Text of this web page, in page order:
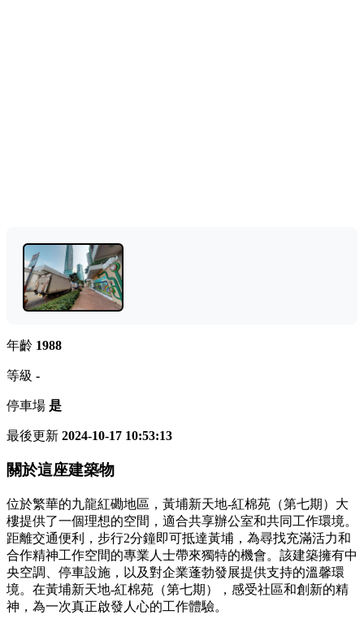
年齡 1988
等級 -
停車場 是
最後更新 2024-10-17 10:53:13
關於這座建築物
位於繁華的九龍紅磡地區，黃埔新天地-紅棉苑（第七期）大
樓提供了一個理想的空間，適合共享辦公室和共同工作環境。
距離交通便利，步行2分鐘即可抵達黃埔，為尋找充滿活力和
合作精神工作空間的專業人士帶來獨特的機會。該建築擁有中
央空調、停車設施，以及對企業蓬勃發展提供支持的溫馨環
境。在黃埔新天地-紅棉苑（第七期），感受社區和創新的精
神，為一次真正啟發人心的工作體驗。